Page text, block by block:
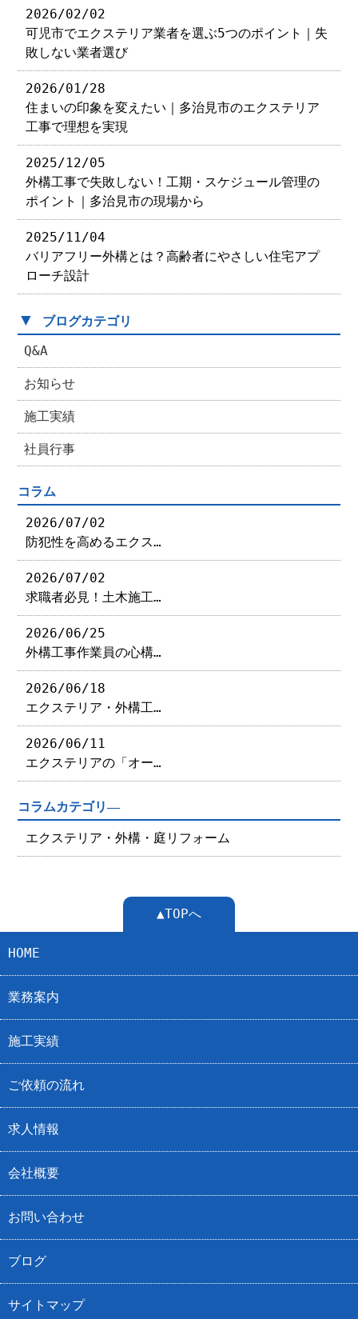
2026/02/02
可児市でエクステリア業者を選ぶ5つのポイント｜失
敗しない業者選び
2026/01/28
住まいの印象を変えたい｜多治見市のエクステリア
工事で理想を実現
2025/12/05
外構工事で失敗しない！工期・スケジュール管理の
ポイント｜多治見市の現場から
2025/11/04
バリアフリー外構とは？高齢者にやさしい住宅アプ
ローチ設計
▼ ブログカテゴリ
Q&A
お知らせ
施工実績
社員行事
コラム
2026/07/02
防犯性を高めるエクス…
2026/07/02
求職者必見！土木施工…
2026/06/25
外構工事作業員の心構…
2026/06/18
エクステリア・外構工…
2026/06/11
エクステリアの「オー…
コラムカテゴリ―
エクステリア・外構・庭リフォーム
▲TOPへ
HOME
業務案内
施工実績
ご依頼の流れ
求人情報
会社概要
お問い合わせ
ブログ
サイトマップ